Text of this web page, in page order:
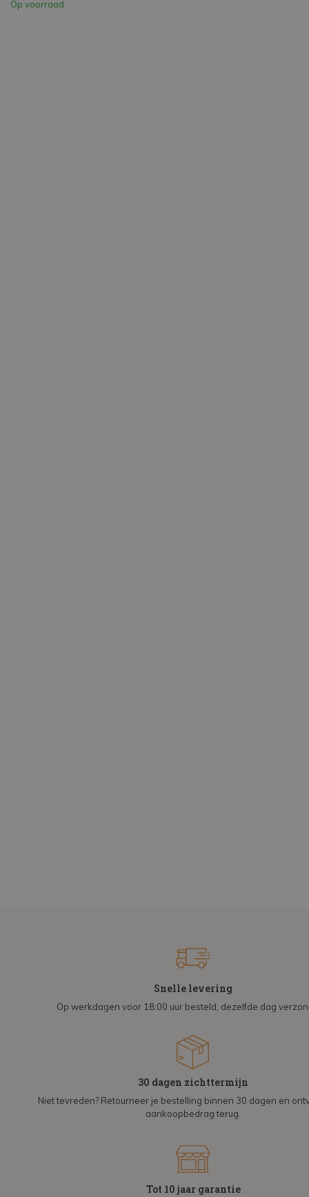
Op voorraad
Snelle levering
Op werkdagen voor 18:00 uur besteld, dezelfde dag
30 dagen zichttermijn
Niet tevreden? Retourneer je bestelling binnen 30 dagen en
aankoopbedrag terug.
Tot 10 jaar garantie